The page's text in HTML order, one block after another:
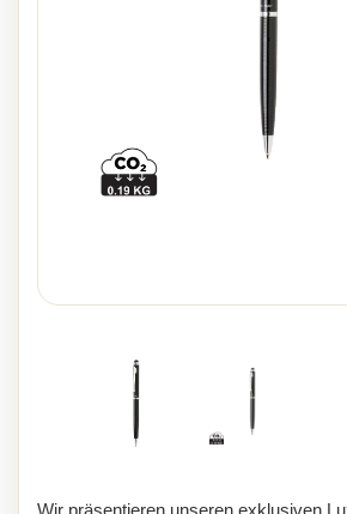
Wir präsentieren unseren exklusiven